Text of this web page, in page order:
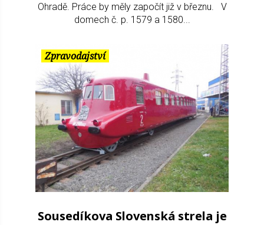
Ohradě. Práce by měly započít již v březnu. V
domech č. p. 1579 a 1580...
Zpravodajství
Sousedíkova Slovenská strela je